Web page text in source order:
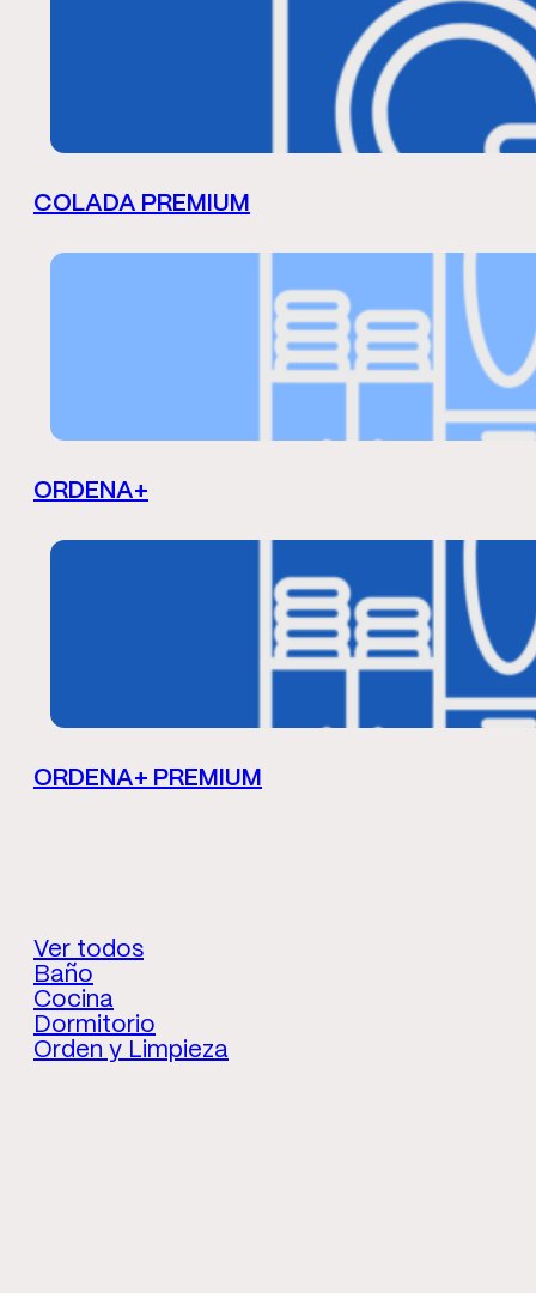
COLADA PREMIUM
ORDENA+
ORDENA+ PREMIUM
Ver todos
Baño
Cocina
Dormitorio
Orden y Limpieza